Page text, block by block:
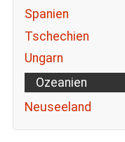
Spanien
Tschechien
Ungarn
Ozeanien
Neuseeland